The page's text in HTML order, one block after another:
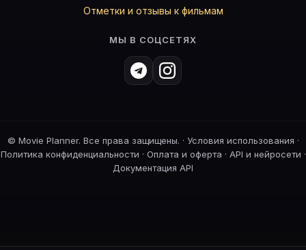
Отметки и отзывы к фильмам
МЫ В СОЦСЕТЯХ
© Movie Planner. Все права защищены. · Условия использования ·
Политика конфиденциальности · Оплата и оферта · API и нейросети ·
Документация API